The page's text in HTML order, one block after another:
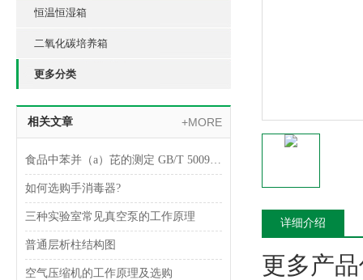
恒温恒湿箱
二氧化碳培养箱
更多分类
相关文章 +MORE
食品中苯并（a）芘的测定 GB/T 5009.27-2003
如何选购手消毒器?
三种实验室常见真空泵的工作原理
普通层析柱结构图
空气压缩机的工作原理及选购
详细介绍
更多产